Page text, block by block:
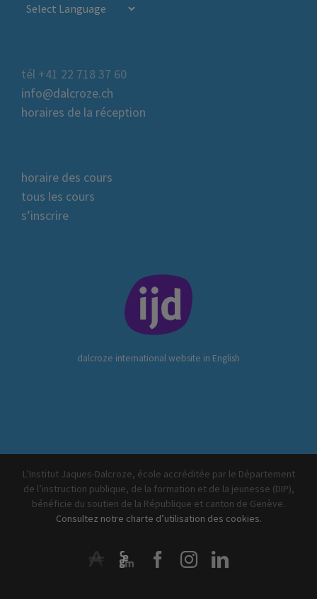
tél +41 22 718 37 60
info@dalcroze.ch
horaires de la réception
horaire des cours
tous les cours
s’inscrire
dalcroze international website in English
L’Institut Jaques-Dalcroze, école accréditée par le Département
de l’instruction publique, de la formation et de la jeunesse (DIP),
bénéficie du soutien de la République et canton de Genève.
Consultez notre charte d’utilisation des cookies.
ArtistiQua
CEGM Facebook
Instagram
LinkedIn